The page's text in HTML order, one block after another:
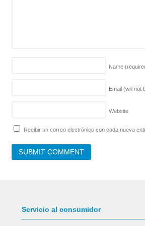
Name
Email (will not
Website
Recibir un correo electrónico con cada nueva
Servicio al consumidor